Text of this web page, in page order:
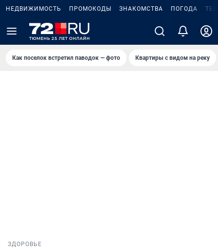
НЕДВИЖИМОСТЬ ПРОМОКОДЫ ЗНАКОМСТВА ПОГОДА
Как поселок встретил паводок — фото Квартиры с видом на реку
ЗДОРОВЬЕ